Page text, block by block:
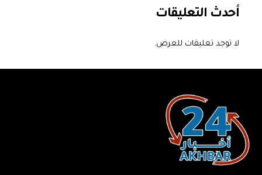
أحدث التعليقات
لا توجد تعليقات للعرض.